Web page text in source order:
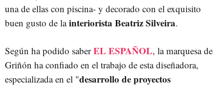
una de ellas con piscina- y decorado con el exquisito
buen gusto de lainteriorista Beatriz Silveira.
Según ha podido saberEL ESPAÑOL, la marquesa de
Griñón ha confiado en el trabajo de esta diseñadora,
especializada en el "desarrollo de proyectos